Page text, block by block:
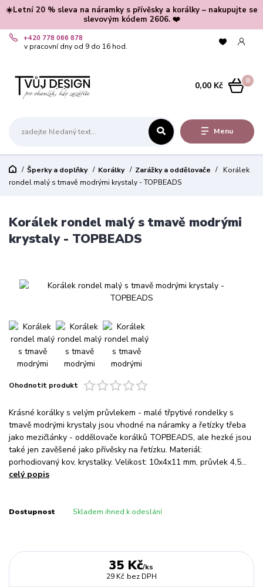
☀️Letní 20 % sleva na náramky s přívěsky a korálky – nakupujte se
slevovým kódem 2606. ❤️
Menu
+420 778 066 878
v pracovní dny od 9 do 16 hod.
0
0,00 Kč
Šperky a doplňky Korálky Zarážky a oddělovače
Korálek
rondel malý s tmavě modrými krystaly - TOPBEADS
Korálek rondel malý s tmavě modrými
krystaly - TOPBEADS
Ohodnotit produkt
Krásné korálky s velým průvlekem - malé třpytivé rondelky s
tmavě modrými krystaly jsou vhodné na náramky a řetízky třeba
jako mezičlánky - oddělovače korálků TOPBEADS, ale hezké jsou
také jen zavěšené jako přívěsky na řetízku. Materiál:
porhodiovaný kov, krystalky. Velikost: 10x4x11 mm, průvlek 4,5...
celý popis
Dostupnost Skladem ihned k odeslání
35 Kč/ks
29 Kč bez DPH